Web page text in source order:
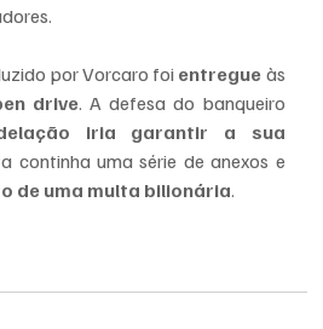
por Vorcaro foi entregue às
drive. A defesa do banqueiro
iria garantir a sua
continha uma série de anexos e
de uma multa bilionária.